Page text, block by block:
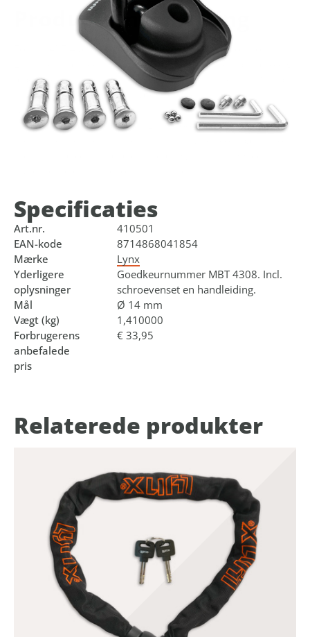
Product­omschrijving
To this ART 4 approved floor anchor/wall anchor from
Lynx, you can secure any type of two-wheeler, but also e.g.
a boat or garden furniture, with a confident feeling. Simply
pull the lock through the hardened steel shackle of the
safety anchor, after which it is firmly secured. Thanks to
the ART 4 quality mark, this Lynx floor anchor/wall anchor
Specificaties
Art.nr.
410501
EAN-kode
8714868041854
Mærke
Lynx
Yderligere
oplysninger
Goedkeurnummer MBT 4308. Incl.
schroevenset en handleiding.
Mål
Ø 14 mm
Vægt (kg)
1,410000
Forbrugerens
anbefalede
pris
€ 33,95
Relaterede produkter